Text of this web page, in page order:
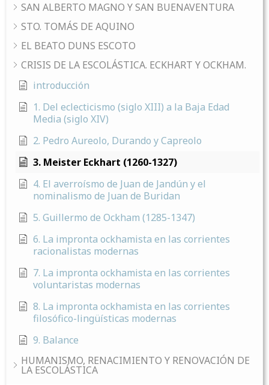
SAN ALBERTO MAGNO Y SAN BUENAVENTURA
STO. TOMÁS DE AQUINO
EL BEATO DUNS ESCOTO
CRISIS DE LA ESCOLÁSTICA. ECKHART Y OCKHAM.
introducción
1. Del eclecticismo (siglo XIII) a la Baja Edad
Media (siglo XIV)
2. Pedro Aureolo, Durando y Capreolo
3. Meister Eckhart (1260-1327)
4. El averroísmo de Juan de Jandún y el
nominalismo de Juan de Buridan
5. Guillermo de Ockham (1285-1347)
6. La impronta ockhamista en las corrientes
racionalistas modernas
7. La impronta ockhamista en las corrientes
voluntaristas modernas
8. La impronta ockhamista en las corrientes
filosófico-lingüísticas modernas
9. Balance
HUMANISMO, RENACIMIENTO Y RENOVACIÓN DE
LA ESCOLÁSTICA